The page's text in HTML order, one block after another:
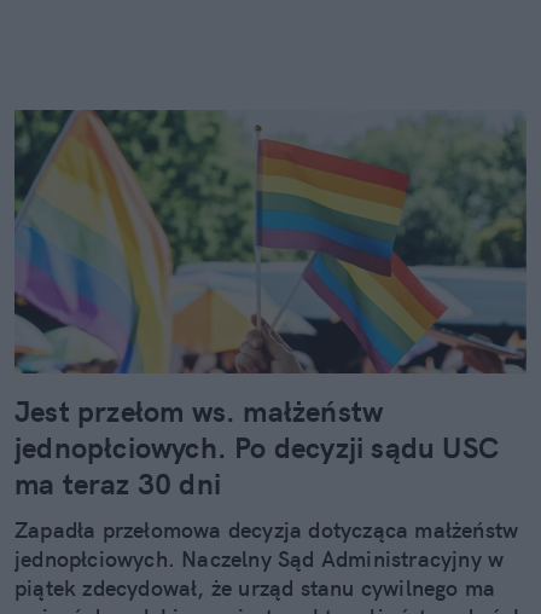
Jest przełom ws. małżeństw
jednopłciowych. Po decyzji sądu USC
ma teraz 30 dni
Zapadła przełomowa decyzja dotycząca małżeństw
jednopłciowych. Naczelny Sąd Administracyjny w
piątek zdecydował, że urząd stanu cywilnego ma